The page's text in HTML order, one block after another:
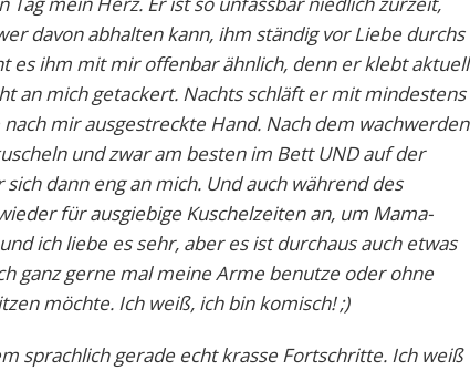
davon abhalten kann, ihm ständig vor Liebe durchs
es ihm mit mir offenbar ähnlich, denn er klebt aktuell
an mich getackert. Nachts schläft er mit mindestens
mir ausgestreckte Hand. Nach dem wachwerden
und zwar am besten im Bett UND auf der
dann eng an mich. Und auch während des
für ausgiebige Kuschelzeiten an, um Mama-
ich liebe es sehr, aber es ist durchaus auch etwas
ganz gerne mal meine Arme benutze oder ohne
möchte. Ich weiß, ich bin komisch! ;)
sprachlich gerade echt krasse Fortschritte. Ich weiß